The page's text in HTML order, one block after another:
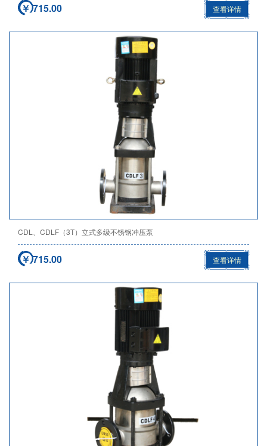
￥ 715.00 查看详情
CDL、CDLF（3T）立式多级不锈钢冲压泵
￥ 715.00 查看详情